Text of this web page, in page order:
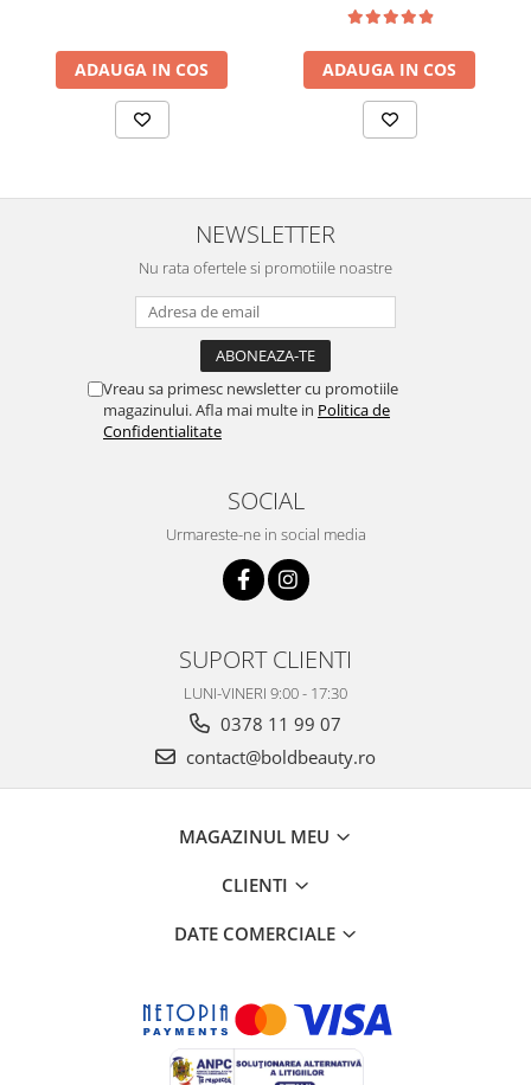
ADAUGA IN COS ADAUGA IN COS
NEWSLETTER
Nu rata ofertele si promotiile noastre
Vreau sa primesc newsletter cu promotiile
magazinului. Afla mai multe in Politica de
Confidentialitate
SOCIAL
Urmareste-ne in social media
SUPORT CLIENTI
LUNI-VINERI 9:00 - 17:30
0378 11 99 07
contact@boldbeauty.ro
MAGAZINUL MEU
CLIENTI
DATE COMERCIALE